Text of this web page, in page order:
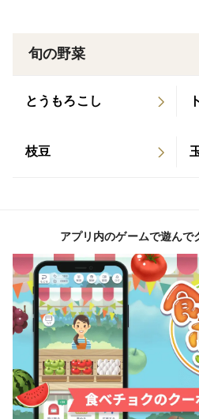
旬の野菜
とうもろこし
枝豆
アプリ内のゲームで遊んで